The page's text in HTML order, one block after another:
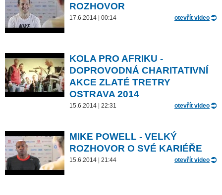
ROZHOVOR
17.6.2014 | 00:14 otevřít video
KOLA PRO AFRIKU -
DOPROVODNÁ CHARITATIVNÍ
AKCE ZLATÉ TRETRY
OSTRAVA 2014
15.6.2014 | 22:31 otevřít video
MIKE POWELL - VELKÝ
ROZHOVOR O SVÉ KARIÉŘE
15.6.2014 | 21:44 otevřít video